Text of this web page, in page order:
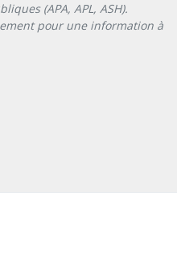
(APA, APL, ASH).
pour une information à